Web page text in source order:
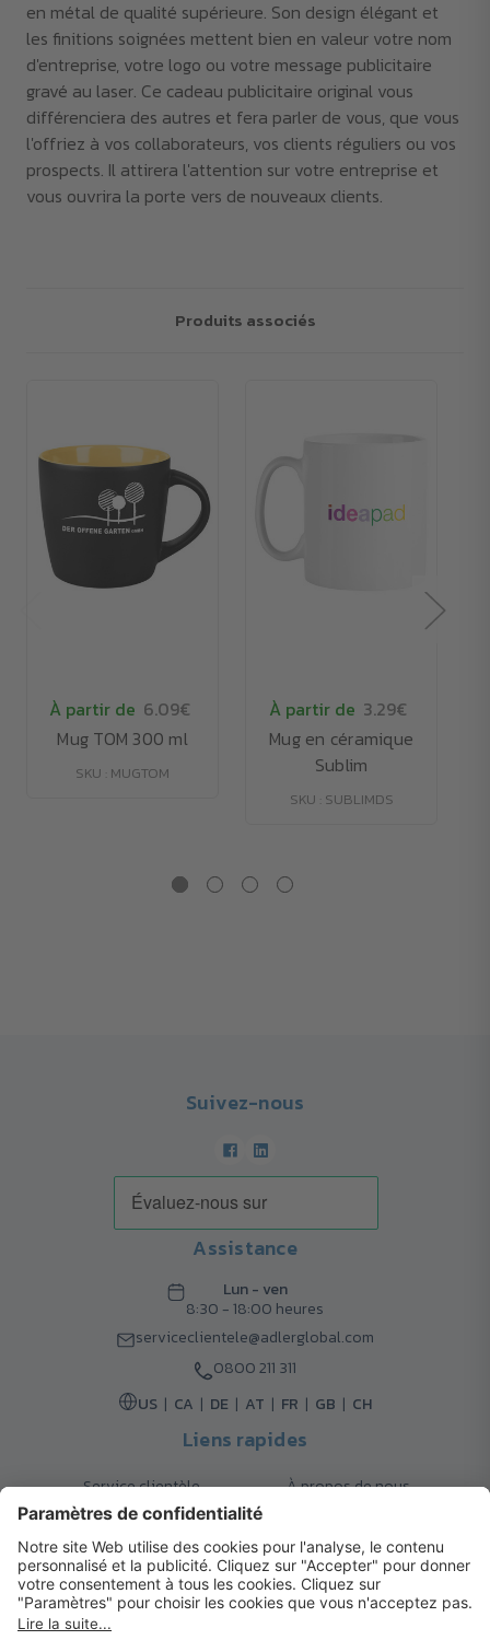
en métal de qualité supérieure. Son design élégant et
les finitions soignées mettent bien en valeur votre nom
d'entreprise, votre logo ou votre message publicitaire
gravé au laser. Ce cadeau publicitaire original vous
différenciera des autres et fera parler de vous, que vous
l'offriez à vos collaborateurs, vos clients réguliers ou vos
prospects. Il attirera l'attention sur votre entreprise et
vous ouvrira la porte vers de nouveaux clients.
Produits associés
À partir de 6.09€
Mug TOM 300 ml
SKU : MUGTOM
À partir de 3.29€
Mug en céramique
Sublim
SKU : SUBLIMDS
Suivez-nous
Assistance
Lun - ven
8:30 - 18:00 heures
serviceclientele@adlerglobal.com
0800 211 311
US
CA DE AT FR GB CH
Liens rapides
Service clientèle
À propos de nous
Retours
Contact
FAQ
Garanties
Mode de paiement
Magazine
Mentions légales